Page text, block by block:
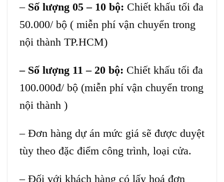
–Số lượng 05 – 10 bộ: Chiết khấu tối đa
50.000/ bộ ( miễn phí vận chuyển trong
nội thành TP.HCM)
– Số lượng 11 – 20 bộ: Chiết khấu tối đa
100.000đ/ bộ (miễn phí vận chuyển trong
nội thành )
– Đơn hàng dự án mức giá sẽ được duyệt
tùy theo đặc điểm công trình, loại cửa.
– Đối với khách hàng có lấy hoá đơn